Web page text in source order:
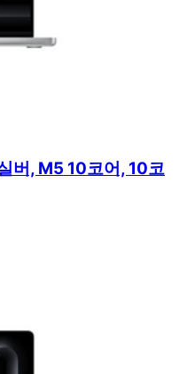
버, M5 10코어, 10코